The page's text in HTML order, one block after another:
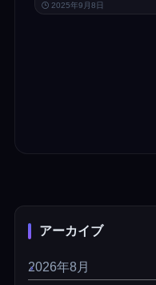
2025年9月8日
アーカイブ
2026年8月